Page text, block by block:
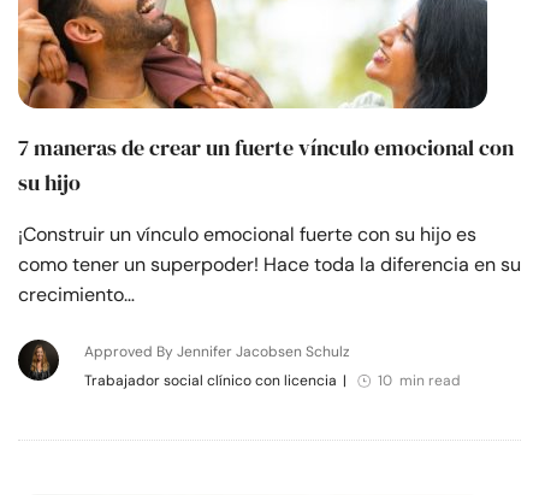
7 maneras de crear un fuerte vínculo emocional con
su hijo
¡Construir un vínculo emocional fuerte con su hijo es
como tener un superpoder! Hace toda la diferencia en su
crecimiento…
Approved By Jennifer Jacobsen Schulz
Trabajador social clínico con licencia | 10 min read